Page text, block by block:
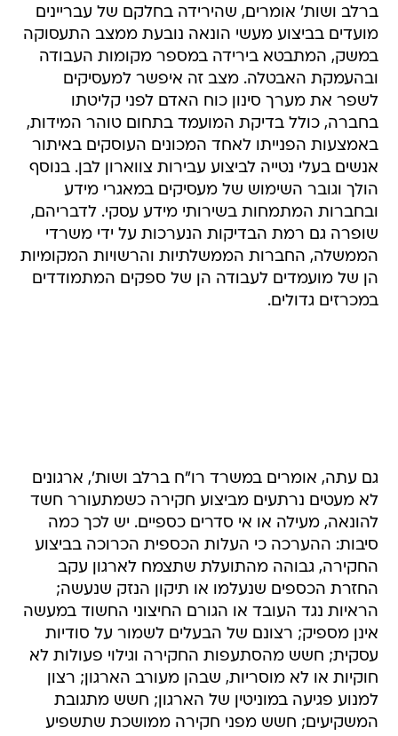
ברלב ושות' אומרים, שהירידה בחלקם של עבריינים
מועדים בביצוע מעשי הונאה נובעת ממצב התעסוקה
במשק, המתבטא בירידה במספר מקומות העבודה
ובהעמקת האבטלה. מצב זה איפשר למעסיקים
לשפר את מערך סינון כוח האדם לפני קליטתו
בחברה, כולל בדיקת המועמד בתחום טוהר המידות,
באמצעות הפנייתו לאחד המכונים העוסקים באיתור
אנשים בעלי נטייה לביצוע עבירות צווארון לבן. בנוסף
הולך וגובר השימוש של מעסיקים במאגרי מידע
ובחברות המתמחות בשירותי מידע עסקי. לדבריהם,
שופרה גם רמת הבדיקות הנערכות על ידי משרדי
הממשלה, החברות הממשלתיות והרשויות המקומיות
הן של מועמדים לעבודה הן של ספקים המתמודדים
במכרזים גדולים.
גם עתה, אומרים במשרד רו"ח ברלב ושות', ארגונים
לא מעטים נרתעים מביצוע חקירה כשמתעורר חשד
להונאה, מעילה או אי סדרים כספיים. יש לכך כמה
סיבות: ההערכה כי העלות הכספית הכרוכה בביצוע
החקירה, גבוהה מהתועלת שתצמח לארגון עקב
החזרת הכספים שנעלמו או תיקון הנזק שנעשה;
הראיות נגד העובד או הגורם החיצוני החשוד במעשה
אינן מספיק; רצונם של הבעלים לשמור על סודיות
עסקית; חשש מהסתעפות החקירה וגילוי פעולות לא
חוקיות או לא מוסריות, שבהן מעורב הארגון; רצון
למנוע פגיעה במוניטין של הארגון; חשש מתגובת
המשקיעים; חשש מפני חקירה ממושכת שתשפיע